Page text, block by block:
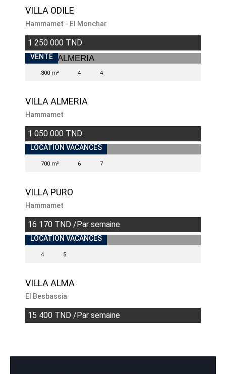
VILLA ODILE
Hammamet - El Monchar
1 250 000 TND
VENDU
BIENS EXCEPTIONNELS
VENTE
300 m² 4 4
VILLA ALMERIA
Hammamet
1 050 000 TND
BIENS EXCEPTIONNELS
LOCATION VACANCES
700 m² 6 7
VILLA PURO
Hammamet
16 170 TND /Par semaine
BIENS EXCEPTIONNELS
LOCATION VACANCES
4 5
VILLA ALMA
El Besbassia
15 400 TND /Par semaine